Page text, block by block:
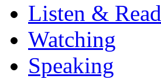
Listen & Read
Watching
Speaking